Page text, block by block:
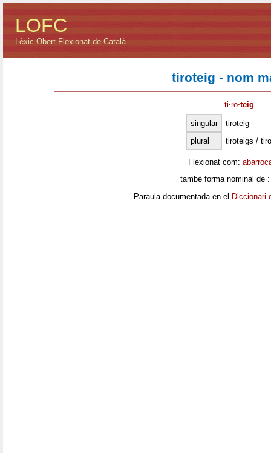
LOFC
Lèxic Obert Flexionat de Català
tiroteig - nom
ti·ro·teig
singular
tiroteig
plural
tiroteigs /
Flexionat com:
també forma nominal de
Paraula documentada en el Diccionari